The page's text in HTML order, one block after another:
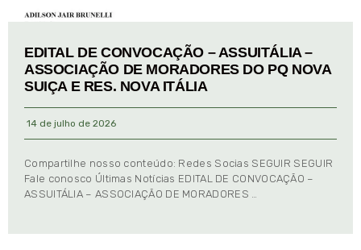
EDITAL DE CONVOCAÇÃO – ASSUITÁLIA –
ASSOCIAÇÃO DE MORADORES DO PQ NOVA
SUIÇA E RES. NOVA ITÁLIA
14 de julho de 2026
Compartilhe nosso conteúdo: Redes Socias SEGUIR SEGUIR
Fale conosco Últimas Notícias EDITAL DE CONVOCAÇÃO –
ASSUITÁLIA – ASSOCIAÇÃO DE MORADORES …